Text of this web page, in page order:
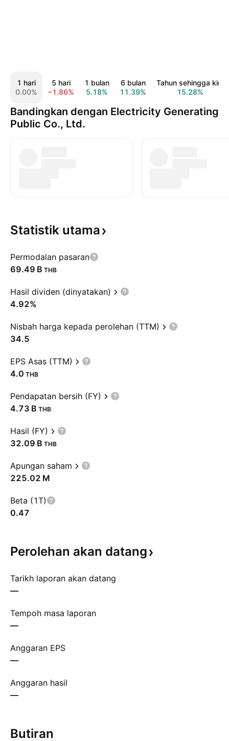
1 hari
0.00%
5 hari
−1.86%
1 bulan
5.18%
6 bulan
11.39%
Tahun sehingga kini
15.28%
Bandingkan dengan Electricity Generating
Public Co., Ltd.
Statistik utama
Permodalan pasaran
‪69.49 B‬ THB
Hasil dividen (dinyatakan)
4.92%
Nisbah harga kepada perolehan (TTM)
34.5
EPS Asas (TTM)
4.0 THB
Pendapatan bersih (FY)
‪4.73 B‬ THB
Hasil (FY)
‪32.09 B‬ THB
Apungan saham
‪225.02 M‬
Beta (1T)
0.47
Perolehan akan datang
Tarikh laporan akan datang
—
Tempoh masa laporan
—
Anggaran EPS
—
Anggaran hasil
—
Butiran